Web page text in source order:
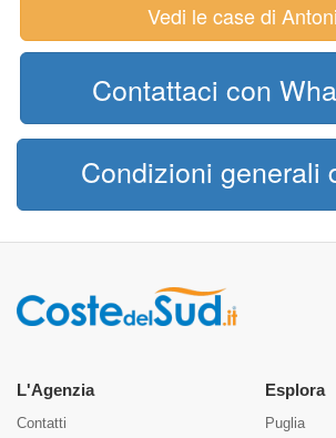
Vedi le case di
Contattaci con
Condizioni generali
L'Agenzia
Contatti
Esplora
Puglia